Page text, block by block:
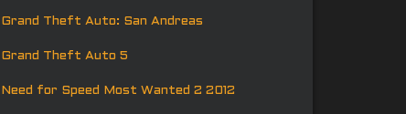
Grand Theft Auto: San Andreas
Grand Theft Auto 5
Need for Speed Most Wanted 2 2012